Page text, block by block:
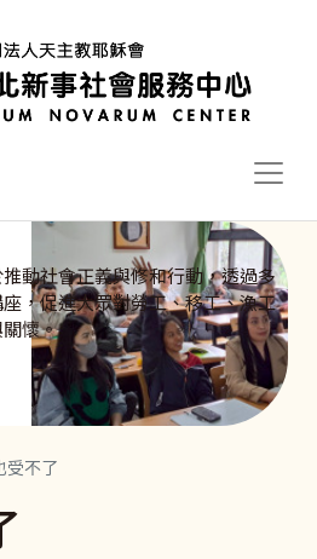
動社會正義與修和行動，透過多
，促進大眾對勞工、移工、漁工
懷。
受不了